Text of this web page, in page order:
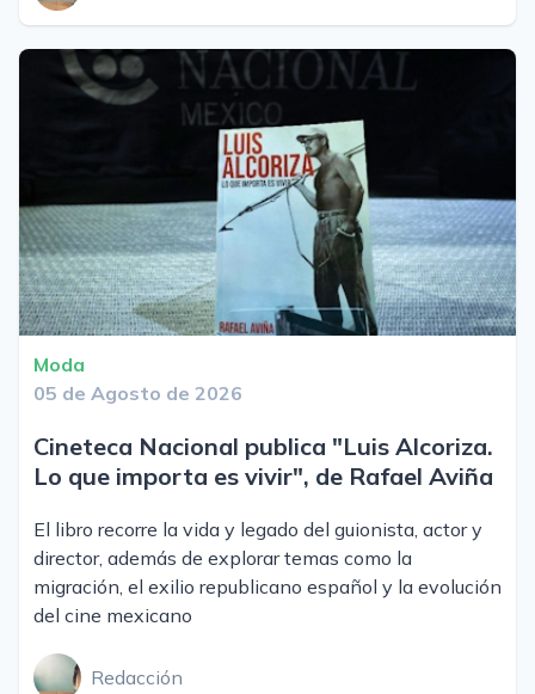
Moda
05 de Agosto de 2026
Cineteca Nacional publica "Luis Alcoriza.
Lo que importa es vivir", de Rafael Aviña
El libro recorre la vida y legado del guionista, actor y
director, además de explorar temas como la
migración, el exilio republicano español y la evolución
del cine mexicano
Redacción